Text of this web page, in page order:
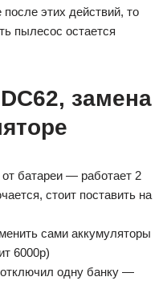
этих действий, то
пылесос остается
замена
батареи — работает 2
стоит поставить на
сами аккумуляторы
6000р)
отключил одну банку —